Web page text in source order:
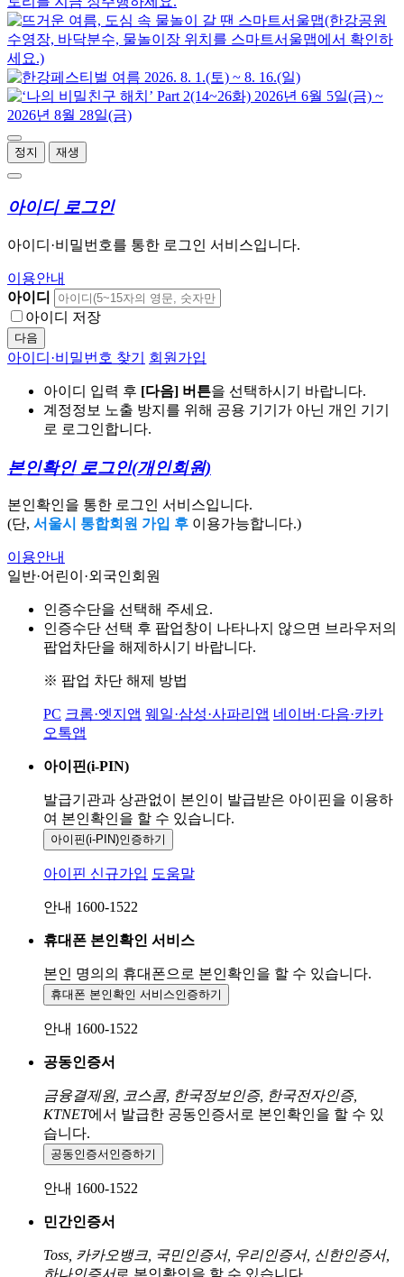
정지 재생
아이디 로그인
아이디·비밀번호를 통한 로그인 서비스입니다.
이용안내
아이디
아이디 저장
다음
아이디·비밀번호 찾기 회원가입
아이디 입력 후 [다음] 버튼을 선택하시기 바랍니다.
계정정보 노출 방지를 위해 공용 기기가 아닌 개인 기기
로 로그인합니다.
본인확인 로그인(개인회원)
본인확인을 통한 로그인 서비스입니다.
(단, 서울시 통합회원 가입 후 이용가능합니다.)
이용안내
일반·어린이·외국인회원
인증수단을 선택해 주세요.
인증수단 선택 후 팝업창이 나타나지 않으면 브라우저의
팝업차단을 해제하시기 바랍니다.
※ 팝업 차단 해제 방법
PC 크롬·엣지앱 웨일·삼성·사파리앱 네이버·다음·카카
오톡앱
아이핀(i-PIN)
발급기관과 상관없이 본인이 발급받은 아이핀을 이용하
여 본인확인을 할 수 있습니다.
아이핀(i-PIN)인증하기
아이핀 신규가입 도움말
안내 1600-1522
휴대폰 본인확인 서비스
본인 명의의 휴대폰으로 본인확인을 할 수 있습니다.
휴대폰 본인확인 서비스인증하기
안내 1600-1522
공동인증서
금융결제원, 코스콤, 한국정보인증, 한국전자인증,
KTNET에서 발급한 공동인증서로 본인확인을 할 수 있
습니다.
공동인증서 인증하기
안내 1600-1522
민간인증서
Toss, 카카오뱅크, 국민인증서, 우리인증서, 신한인증서,